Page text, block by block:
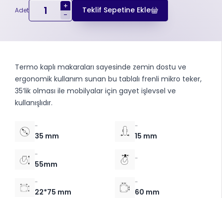
Adet
+
-
Teklif Sepetine Ekle
Termo kaplı makaraları sayesinde zemin dostu ve
ergonomik kullanım sunan bu tablalı frenli mikro teker,
35’lik olması ile mobilyalar için gayet işlevsel ve
kullanışlıdır.
-
35 mm
-
15 mm
-
55mm
-
-
22*75 mm
-
60 mm